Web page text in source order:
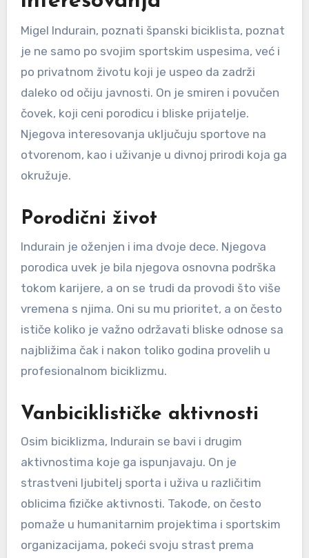
Migel Indurain, poznati španski biciklista, poznat
je ne samo po svojim sportskim uspesima, već i
po privatnom životu koji je uspeo da zadrži
daleko od očiju javnosti. On je smiren i povučen
čovek, koji ceni porodicu i bliske prijatelje.
Njegova interesovanja uključuju sportove na
otvorenom, kao i uživanje u divnoj prirodi koja ga
okružuje.
Porodični život
Indurain je oženjen i ima dvoje dece. Njegova
porodica uvek je bila njegova osnovna podrška
tokom karijere, a on se trudi da provodi što više
vremena s njima. Oni su mu prioritet, a on često
ističe koliko je važno održavati bliske odnose sa
najbližima čak i nakon toliko godina provelih u
profesionalnom biciklizmu.
Vanbiciklističke aktivnosti
Osim biciklizma, Indurain se bavi i drugim
aktivnostima koje ga ispunjavaju. On je
strastveni ljubitelj sporta i uživa u različitim
oblicima fizičke aktivnosti. Takođe, on često
pomaže u humanitarnim projektima i sportskim
organizacijama, pokeći svoju strast prema